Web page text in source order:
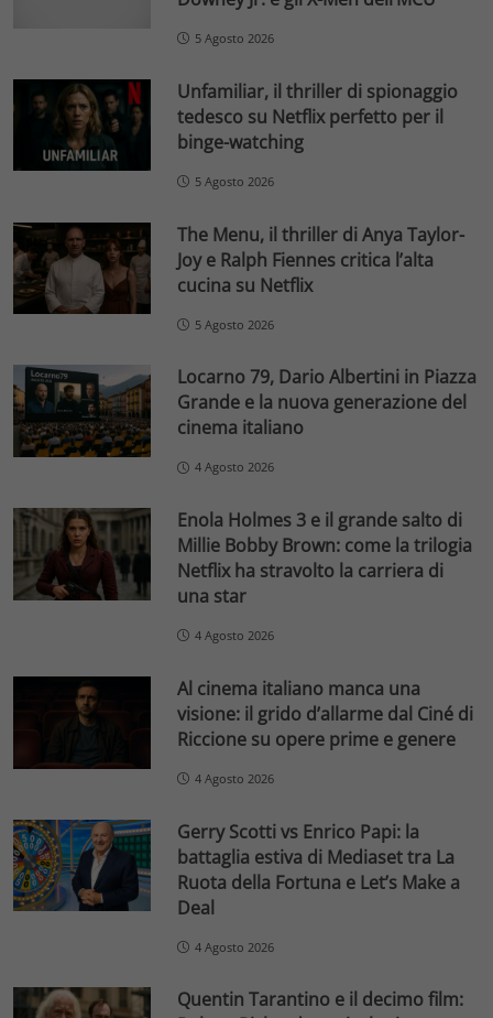
5 Agosto 2026
Unfamiliar, il thriller di spionaggio
tedesco su Netflix perfetto per il
binge-watching
5 Agosto 2026
The Menu, il thriller di Anya Taylor-
Joy e Ralph Fiennes critica l’alta
cucina su Netflix
5 Agosto 2026
Locarno 79, Dario Albertini in Piazza
Grande e la nuova generazione del
cinema italiano
4 Agosto 2026
Enola Holmes 3 e il grande salto di
Millie Bobby Brown: come la trilogia
Netflix ha stravolto la carriera di
una star
4 Agosto 2026
Al cinema italiano manca una
visione: il grido d’allarme dal Ciné di
Riccione su opere prime e genere
4 Agosto 2026
Gerry Scotti vs Enrico Papi: la
battaglia estiva di Mediaset tra La
Ruota della Fortuna e Let’s Make a
Deal
4 Agosto 2026
Quentin Tarantino e il decimo film: